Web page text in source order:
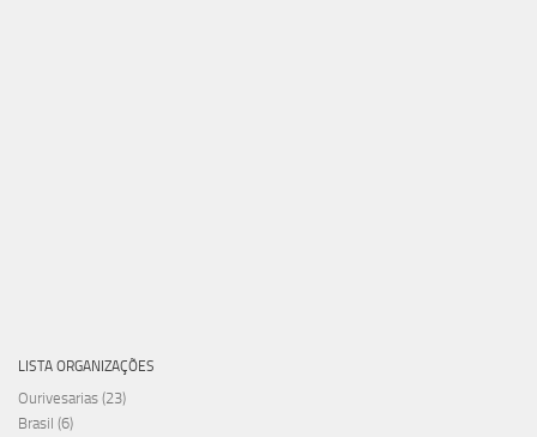
LISTA ORGANIZAÇÕES
Ourivesarias (23)
Brasil (6)